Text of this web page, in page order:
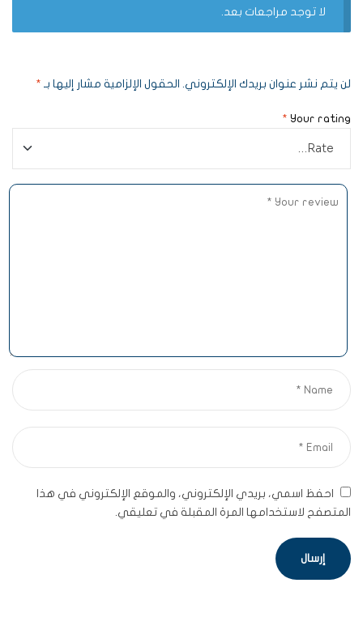
لا توجد مراجعات بعد.
لن يتم نشر عنوان بريدك الإلكتروني. الحقول الإلزامية مشار إليها بـ *
Your rating
*
احفظ اسمي، بريدي الإلكتروني، والموقع الإلكتروني في هذا
المتصفح لاستخدامها المرة المقبلة في تعليقي.